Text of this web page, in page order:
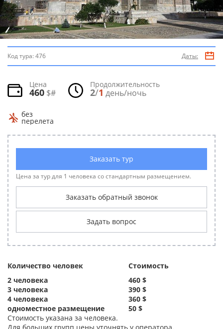
Код тура:476 Даты:
Цена
460 $#
Продолжительность
2/1 день/ночь
без
перелета
Заказать тур
Цена за тур для 1 человека со стандартным размещением.
Заказать обратный звонок
Задать вопрос
Количество человек
Стоимость
2 человека
460 $
3 человека
390 $
4 человека
360 $
одноместное размещение
50 $
Стоимость указана за человека.
Для больших групп цены уточнять у оператора.